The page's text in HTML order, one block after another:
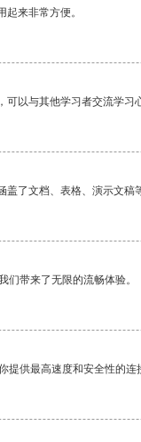
来非常方便。
以与其他学习者交流学习
了文档、表格、演示文稿
们带来了无限的流畅体验。
提供最高速度和安全性的连